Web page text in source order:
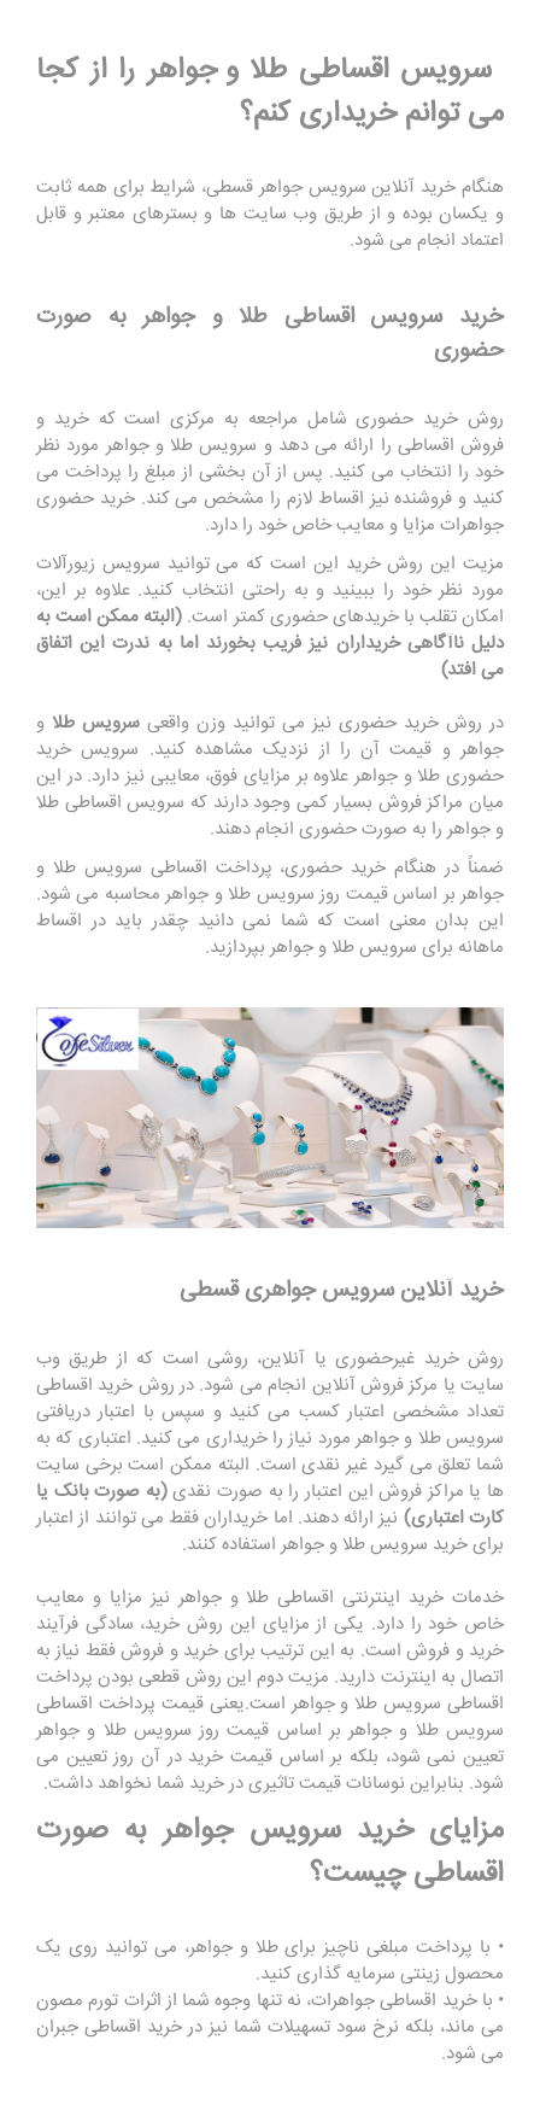
سرویس اقساطی طلاو جواهر را از کجا
می توانم خریداری کنم؟
هنگام خرید آنلاین سرویس جواهر قسطی، شرایط برای همه ثابت
و یکسان بوده و از طریق وب سایت ها و بسترهای معتبر و قابل
اعتماد انجام می شود.
خرید سرویس اقساطی طلا و جواهر به صورت
حضوری
روش خرید حضوری شامل مراجعه به مرکزی است که خرید و
فروش اقساطی را ارائه می دهد و سرویس طلا و جواهر مورد نظر
خود را انتخاب می کنید. پس از آن بخشی از مبلغ را پرداخت می
کنید و فروشنده نیز اقساط لازم را مشخص می کند. خرید حضوری
جواهرات مزایا و معایب خاص خود را دارد.
مزیت این روش خرید این است که می توانید سرویس زیورآلات
مورد نظر خود را ببینید و به راحتی انتخاب کنید. علاوه بر این،
امکان تقلب با خریدهای حضوری کمتر است. (البته ممکن است به
دلیل ناآگاهی خریداران نیز فریب بخورند اما به ندرت این اتفاق
می افتد)
در روش خرید حضوری نیز می توانید وزن واقعی سرویس طلا و
جواهر و قیمت آن را از نزدیک مشاهده کنید. سرویس خرید
حضوری طلا و جواهر علاوه بر مزایای فوق، معایبی نیز دارد. در این
میان مراکز فروش بسیار کمی وجود دارند که سرویس اقساطی طلا
و جواهر را به صورت حضوری انجام دهند.
ضمناً در هنگام خرید حضوری، پرداخت اقساطی سرویس طلا و
جواهر بر اساس قیمت روز سرویس طلا و جواهر محاسبه می شود.
این بدان معنی است که شما نمی دانید چقدر باید در اقساط
ماهانه برای سرویس طلا و جواهر بپردازید.
خرید آنلاین سرویس جواهری قسطی
روش خرید غیرحضوری یا آنلاین، روشی است که از طریق وب
سایت یا مرکز فروش آنلاین انجام می شود. در روش خرید اقساطی
تعداد مشخصی اعتبار کسب می کنید و سپس با اعتبار دریافتی
سرویس طلا و جواهر مورد نیاز را خریداری می کنید. اعتباری که به
شما تعلق می گیرد غیر نقدی است. البته ممکن است برخی سایت
ها یا مراکز فروش این اعتبار را به صورت نقدی(به صورت بانک یا
کارت اعتباری) نیز ارائه دهند. اما خریداران فقط می توانند از اعتبار
برای خرید سرویس طلا و جواهر استفاده کنند.
خدمات خرید اینترنتی اقساطی طلا و جواهر نیز مزایا و معایب
خاص خود را دارد. یکی از مزایای این روش خرید، سادگی فرآیند
خرید و فروش است. به این ترتیب برای خرید و فروش فقط نیاز به
اتصال به اینترنت دارید. مزیت دوم این روش قطعی بودن پرداخت
اقساطی سرویس طلا و جواهر است.یعنی قیمت پرداخت اقساطی
سرویس طلا و جواهر بر اساس قیمت روز سرویس طلا و جواهر
تعیین نمی شود، بلکه بر اساس قیمت خرید در آن روز تعیین می
شود. بنابراین نوسانات قیمت تاثیری در خرید شما نخواهد داشت.
مزایای خرید سرویس جواهر به صورت
اقساطی چیست؟
• با پرداخت مبلغی ناچیز برای طلا و جواهر، می توانید روی یک
محصول زینتی سرمایه گذاری کنید.
• با خرید اقساطی جواهرات، نه تنها وجوه شما از اثرات تورم مصون
می ماند، بلکه نرخ سود تسهیلات شما نیز در خرید اقساطی جبران
می شود.